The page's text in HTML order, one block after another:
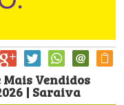
Vendidos
| Saraiva